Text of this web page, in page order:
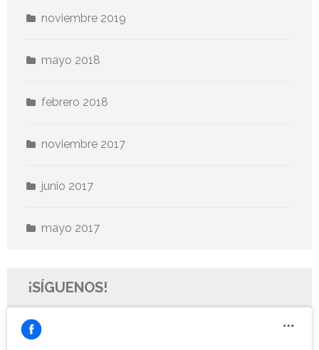
noviembre 2019
mayo 2018
febrero 2018
noviembre 2017
junio 2017
mayo 2017
¡SÍGUENOS!